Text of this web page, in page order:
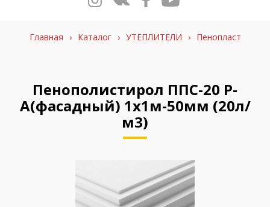
Главная › Каталог › УТЕПЛИТЕЛИ › Пенопласт
Пенополистирол ППС-20 Р-
А(фасадный) 1х1м-50мм (20л/
м3)